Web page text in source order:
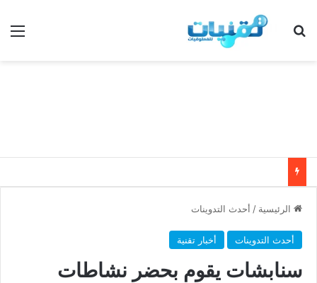
بحث عن
الرئيسية / أحدث التدوينات
أحدث التدوينات أخبار تقنية
سنابشات يقوم بحضر نشاطات